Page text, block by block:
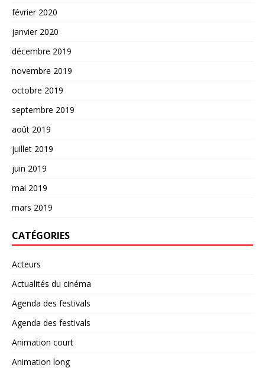
février 2020
janvier 2020
décembre 2019
novembre 2019
octobre 2019
septembre 2019
août 2019
juillet 2019
juin 2019
mai 2019
mars 2019
CATÉGORIES
Acteurs
Actualités du cinéma
Agenda des festivals
Agenda des festivals
Animation court
Animation long